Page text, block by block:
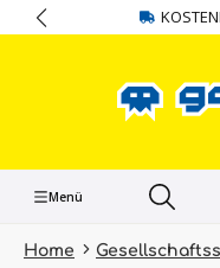
springen
Menü
Home